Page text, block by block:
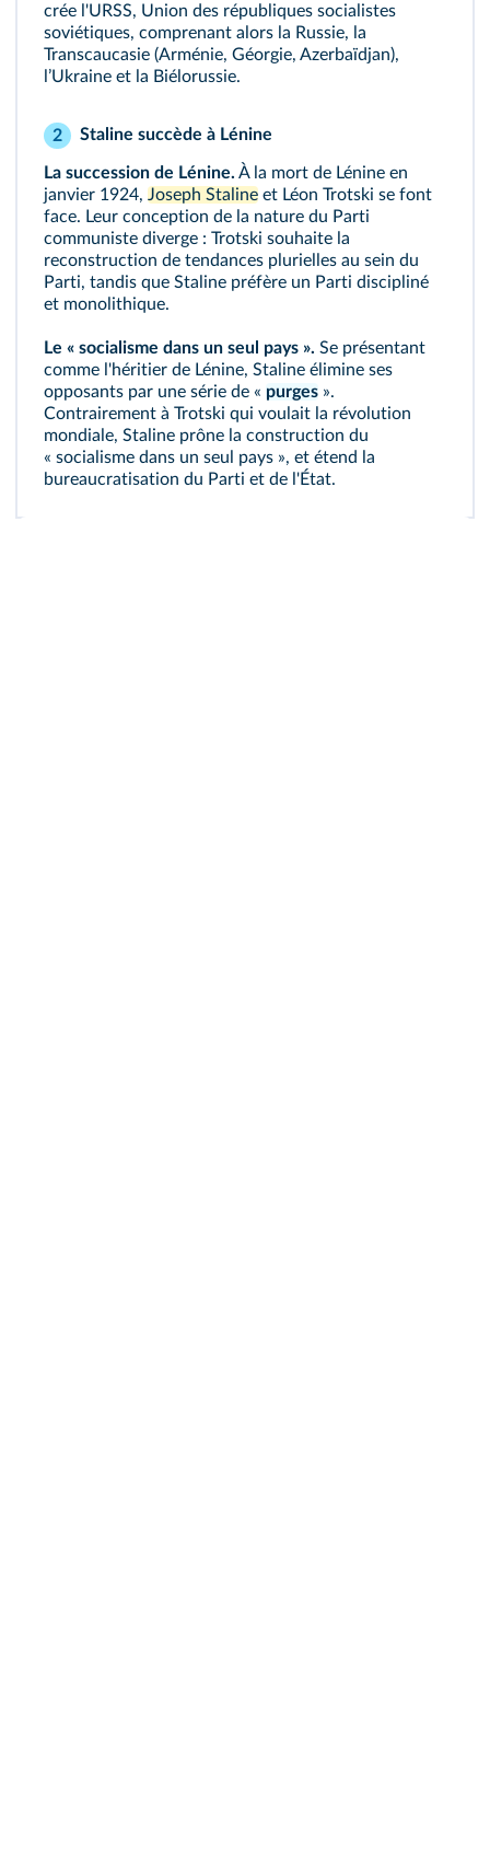
crée l'URSS, Union des républiques socialistes
soviétiques, comprenant alors la Russie, la
Transcaucasie (Arménie, Géorgie, Azerbaïdjan),
lʼUkraine et la Biélorussie.
2 Staline succède à Lénine
La succession de Lénine. À la mort de Lénine en
janvier 1924, Joseph Staline et Léon Trotski se font
face. Leur conception de la nature du Parti
communiste diverge : Trotski souhaite la
reconstruction de tendances plurielles au sein du
Parti, tandis que Staline préfère un Parti discipliné
et monolithique.
Le « socialisme dans un seul pays ». Se présentant
comme l'héritier de Lénine, Staline élimine ses
opposants par une série de « purges ».
Contrairement à Trotski qui voulait la révolution
mondiale, Staline prône la construction du
« socialisme dans un seul pays », et étend la
bureaucratisation du Parti et de l'État.